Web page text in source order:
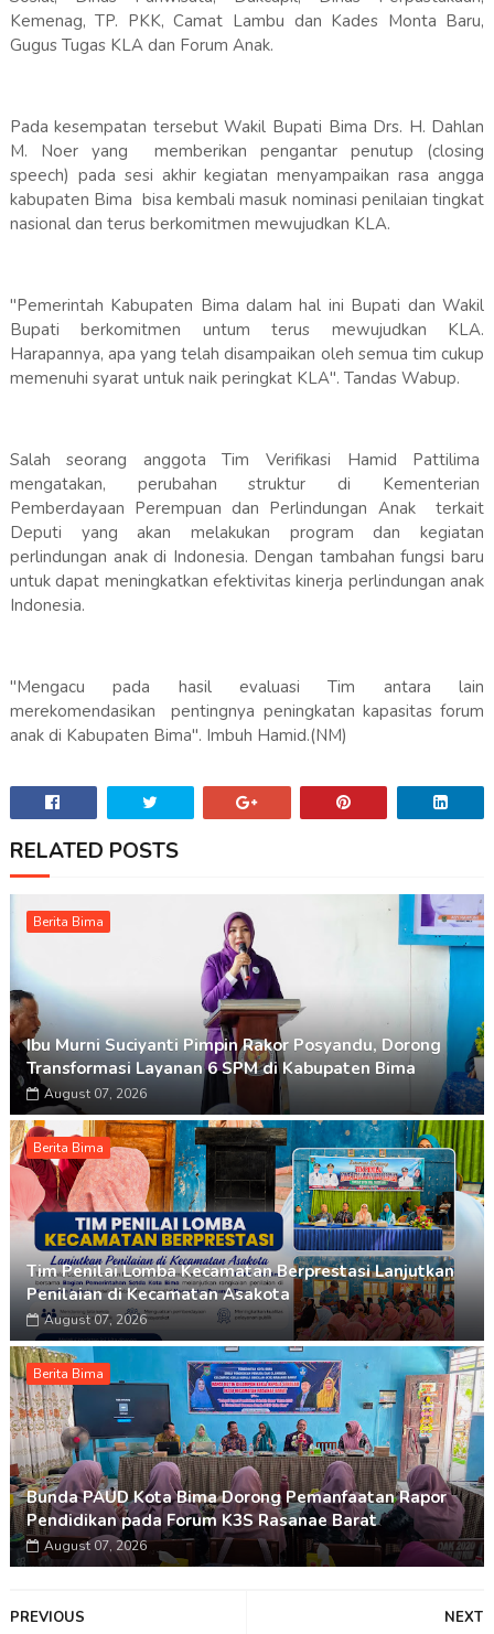
Kemenag, TP. PKK, Camat Lambu dan Kades Monta Baru,
Gugus Tugas KLA dan Forum Anak.
Pada kesempatan tersebut Wakil Bupati Bima Drs. H. Dahlan
M. Noer yang memberikan pengantar penutup (closing
speech) pada sesi akhir kegiatan menyampaikan rasa angga
kabupaten Bima bisa kembali masuk nominasi penilaian tingkat
nasional dan terus berkomitmen mewujudkan KLA.
"Pemerintah Kabupaten Bima dalam hal ini Bupati dan Wakil
Bupati berkomitmen untum terus mewujudkan KLA.
Harapannya, apa yang telah disampaikan oleh semua tim cukup
memenuhi syarat untuk naik peringkat KLA". Tandas Wabup.
Salah seorang anggota Tim Verifikasi Hamid Pattilima
mengatakan, perubahan struktur di Kementerian
Pemberdayaan Perempuan dan Perlindungan Anak terkait
Deputi yang akan melakukan program dan kegiatan
perlindungan anak di Indonesia. Dengan tambahan fungsi baru
untuk dapat meningkatkan efektivitas kinerja perlindungan anak
Indonesia.
"Mengacu pada hasil evaluasi Tim antara lain
merekomendasikan pentingnya peningkatan kapasitas forum
anak di Kabupaten Bima". Imbuh Hamid.(NM)
RELATED POSTS
Berita Bima
Ibu Murni Suciyanti Pimpin Rakor Posyandu, Dorong
Transformasi Layanan 6 SPM di Kabupaten Bima
August 07, 2026
Berita Bima
Tim Penilai Lomba Kecamatan Berprestasi Lanjutkan
Penilaian di Kecamatan Asakota
August 07, 2026
Berita Bima
Bunda PAUD Kota Bima Dorong Pemanfaatan Rapor
Pendidikan pada Forum K3S Rasanae Barat
August 07, 2026
NEXT
PREVIOUS